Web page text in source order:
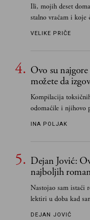
Ili, mojih deset
stalno vraćam i koje
VELIKE PRIČE
Ovo su
možete da
Kompilacija
odomaćile i njihovo
INA POLJAK
Dejan Jović:
najboljih
Nastojao sam istaći
lektiri u doba kad
Smatrao sam da su
DEJAN JOVIĆ